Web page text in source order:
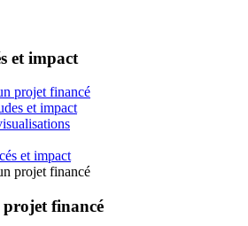
et impact
projet financé
et impact
et impact
projet financé
projet financé